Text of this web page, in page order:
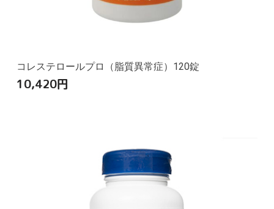
コレステロールプロ（脂質異常症）120錠
10,420円